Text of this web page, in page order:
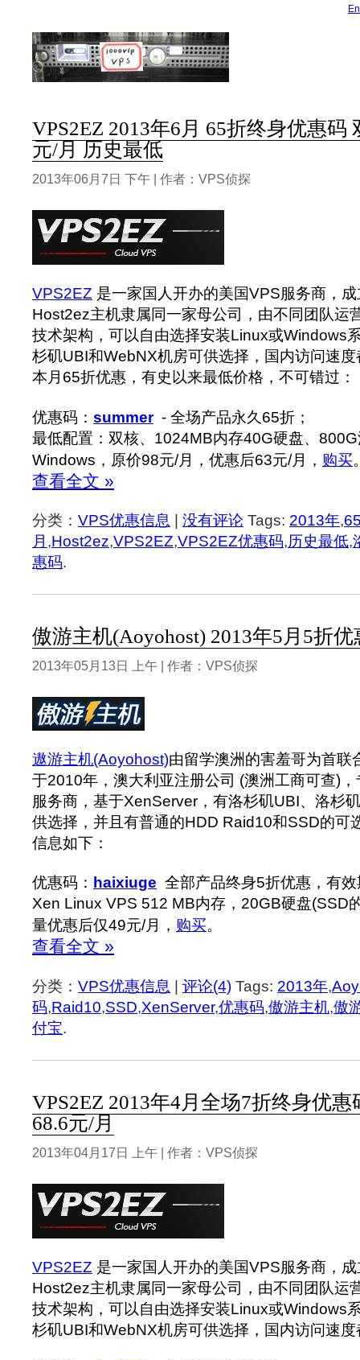
VPS2EZ 2013年6月 65折终身优惠码
元/月 历史最低
2013年06月7日 下午 | 作者：VPS侦探
VPS2EZ 是一家国人开办的美国VPS服务商，
Host2ez主机隶属同一家母公司，由不同团队运
技术架构，可以自由选择安装Linux或Windows
杉矶UBI和WebNX机房可供选择，国内访问速
本月65折优惠，有史以来最低价格，不可错过：
优惠码： summer- 全场产品永久65折；
最低配置：双核、1024MB内存40G硬盘、
Windows，原价98元/月，优惠后63元/月， 购买
查看全文 »
分类： VPS优惠信息 没有评论 Tags: 2013年,
月 ,Host2ez,VPS2EZ,VPS2EZ优惠码,历史最低,
惠码.
傲游主机(Aoyohost) 2013年5月5折
2013年05月13日 上午 | 作者：VPS侦探
遨游主机(Aoyohost)由留学澳洲的害羞哥为首联
于2010年，澳大利亚注册公司 (澳洲工商可查)
服务商，基于XenServer，有洛杉矶UBI、洛杉
供选择，并且有普通的HDD Raid10和SSD的可
信息如下：
优惠码： haixiuge 全部产品终身5折优惠，有
Xen Linux VPS 512 MB内存，20GB硬盘(SSD
量优惠后仅49元/月， 购买。
查看全文 »
分类： VPS优惠信息 | 评论(4) Tags: 2013年,
码,Raid10,SSD,XenServer,优惠码,傲游主机,傲
付宝.
VPS2EZ 2013年4月全场7折终身优
68.6元/月
2013年04月17日 上午 | 作者：VPS侦探
VPS2EZ 是一家国人开办的美国VPS服务商，
Host2ez主机隶属同一家母公司，由不同团队运
技术架构，可以自由选择安装Linux或Windows
杉矶UBI和WebNX机房可供选择，国内访问速度